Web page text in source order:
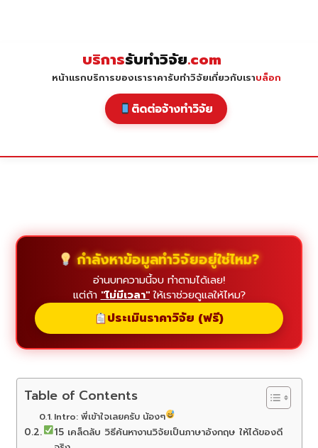
บริการรับทำวิจัย.com
หน้าแรกบริการของเราราคารับทำวิจัยเกี่ยวกับเราบล็อก
ติดต่อจ้างทำวิจัย
กำลังหาข้อมูลทำวิจัยอยู่ใช่ไหม?
อ่านบทความนี้จบ ทำตามได้เลย!
แต่ถ้า "ไม่มีเวลา"ให้เราช่วยดูแลให้ไหม?
ประเมินราคาวิจัย (ฟรี)
Table of Contents
Intro: พี่เข้าใจเลยครับ น้องๆ
15 เคล็ดลับ วิธีค้นหางานวิจัยเป็นภาษาอังกฤษ ให้ได้ของดี